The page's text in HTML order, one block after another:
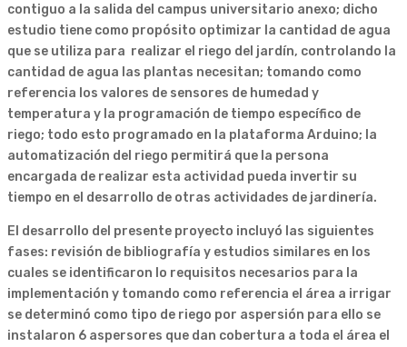
contiguo a la salida del campus universitario anexo; dicho
estudio tiene como propósito optimizar la cantidad de agua
que se utiliza para realizar el riego del jardín, controlando la
cantidad de agua las plantas necesitan; tomando como
referencia los valores de sensores de humedad y
temperatura y la programación de tiempo específico de
riego; todo esto programado en la plataforma Arduino; la
automatización del riego permitirá que la persona
encargada de realizar esta actividad pueda invertir su
tiempo en el desarrollo de otras actividades de jardinería.
El desarrollo del presente proyecto incluyó las siguientes
fases: revisión de bibliografía y estudios similares en los
cuales se identificaron lo requisitos necesarios para la
implementación y tomando como referencia el área a irrigar
se determinó como tipo de riego por aspersión para ello se
instalaron 6 aspersores que dan cobertura a toda el área el